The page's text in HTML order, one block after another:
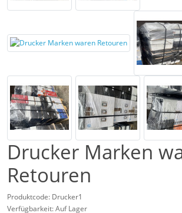
Drucker Marken
Retouren
Produktcode: Drucker1
Verfügbarkeit: Auf Lager